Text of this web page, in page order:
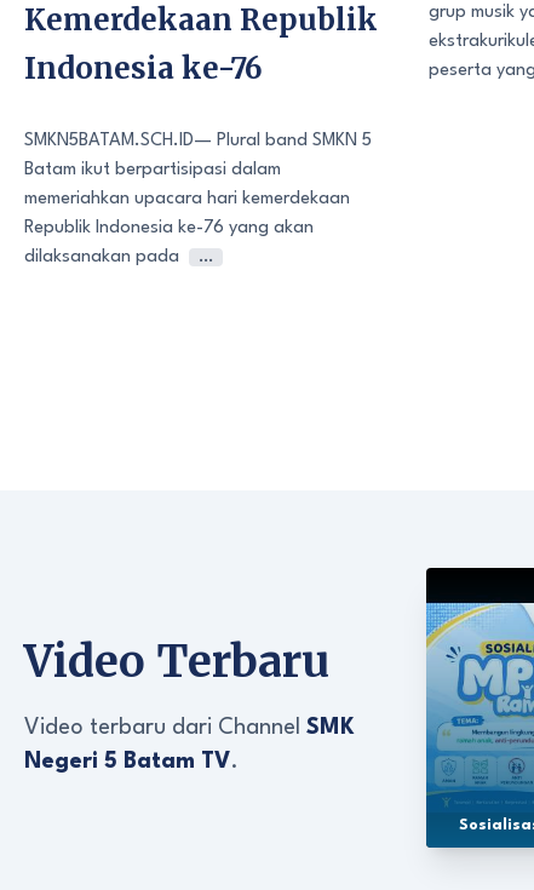
Kemerdekaan Republik
Indonesia ke-76
SMKN5BATAM.SCH.ID— Plural band SMKN 5
Batam ikut berpartisipasi dalam
memeriahkan upacara hari kemerdekaan
Republik Indonesia ke-76 yang akan
dilaksanakan pada
…
grup musik
peserta
Video Terbaru
Video terbaru dari Channel SMK
Negeri 5 Batam TV.